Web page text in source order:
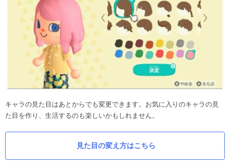
キャラの見た目はあとからでも変更できます。お気に入りのキャラの見
た目を作り、生活するのも楽しいかもしれません。
見た目の変え方はこちら